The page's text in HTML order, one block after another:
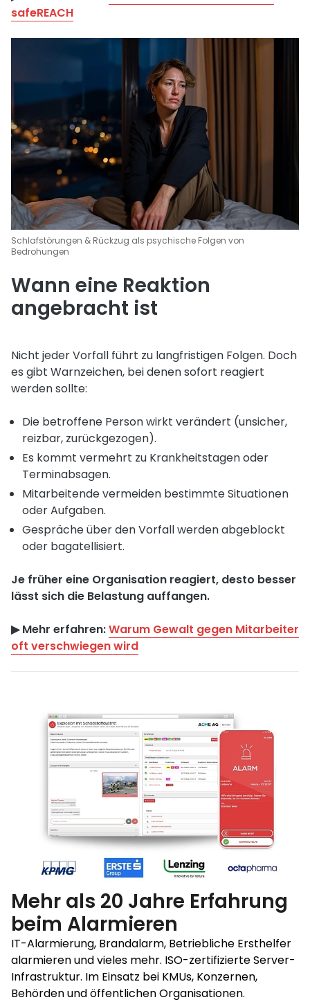
safeREACH
Schlafstörungen & Rückzug als psychische Folgen von
Bedrohungen
Wann eine Reaktion
angebracht ist
Nicht jeder Vorfall führt zu langfristigen Folgen. Doch
es gibt Warnzeichen, bei denen sofort reagiert
werden sollte:
Die betroffene Person wirkt verändert (unsicher,
reizbar, zurückgezogen).
Es kommt vermehrt zu Krankheitstagen oder
Terminabsagen.
Mitarbeitende vermeiden bestimmte Situationen
oder Aufgaben.
Gespräche über den Vorfall werden abgeblockt
oder bagatellisiert.
Je früher eine Organisation reagiert, desto besser
lässt sich die Belastung auffangen.
▶︎ Mehr erfahren:Warum Gewalt gegen Mitarbeiter
oft verschwiegen wird
Mehr als 20 Jahre Erfahrung
beim Alarmieren
IT-Alarmierung, Brandalarm, Betriebliche Ersthelfer
alarmieren und vieles mehr. ISO-zertifizierte Server-
Infrastruktur. Im Einsatz bei KMUs, Konzernen,
Behörden und öffentlichen Organisationen.